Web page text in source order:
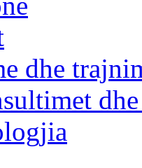
dhe